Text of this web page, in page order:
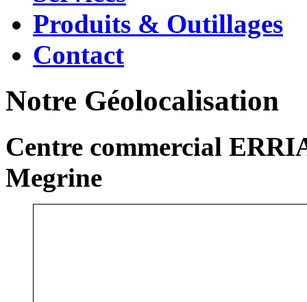
Produits & Outillages
Contact
Notre Géolocalisation
Centre commercial
Megrine